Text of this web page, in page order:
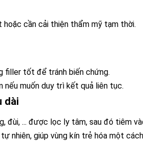
hoặc cần cải thiện thẩm mỹ tạm thời.
filler tốt để tránh biến chứng.
nếu muốn duy trì kết quả liên tục.
dài
đùi, ... được lọc ly tâm, sau đó tiêm
nhiên, giúp vùng kín trẻ hóa một